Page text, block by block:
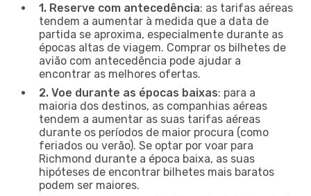
1. Reserve com antecedência: as tarifas aéreas
tendem a aumentar à medida que a data de
partida se aproxima, especialmente durante as
épocas altas de viagem. Comprar os bilhetes de
avião com antecedência pode ajudar a
encontrar as melhores ofertas.
2. Voe durante as épocas baixas: para a
maioria dos destinos, as companhias aéreas
tendem a aumentar as suas tarifas aéreas
durante os períodos de maior procura (como
feriados ou verão). Se optar por voar para
Richmond durante a época baixa, as suas
hipóteses de encontrar bilhetes mais baratos
podem ser maiores.